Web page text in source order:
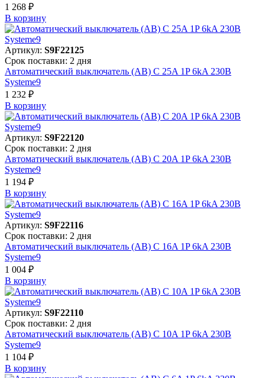
1 268 ₽
В корзинy
Артикул: S9F22125
Срок поставки: 2 дня
Автоматический выключатель (АВ) C 25A 1P 6kA 230В
Systeme9
1 232 ₽
В корзинy
Артикул: S9F22120
Срок поставки: 2 дня
Автоматический выключатель (АВ) C 20A 1P 6kA 230В
Systeme9
1 194 ₽
В корзинy
Артикул: S9F22116
Срок поставки: 2 дня
Автоматический выключатель (АВ) C 16A 1P 6kA 230В
Systeme9
1 004 ₽
В корзинy
Артикул: S9F22110
Срок поставки: 2 дня
Автоматический выключатель (АВ) C 10A 1P 6kA 230В
Systeme9
1 104 ₽
В корзинy